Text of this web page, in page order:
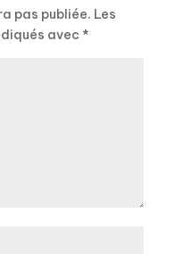
pas publiée. Les
avec *